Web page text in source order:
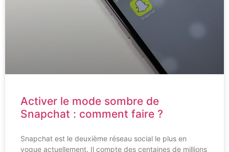
Activer le mode sombre de
Snapchat : comment faire ?
Snapchat est le deuxième réseau social le plus en
vogue actuellement. Il compte des centaines de millions